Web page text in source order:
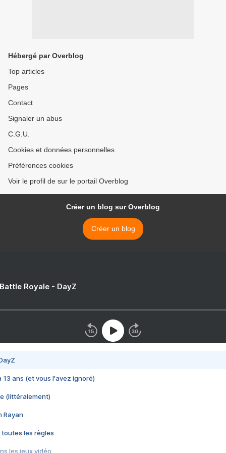
Hébergé par Overblog
Top articles
Pages
Contact
Signaler un abus
C.G.U.
Cookies et données personnelles
Préférences cookies
Voir le profil de sur le portail Overblog
Créer un blog sur Overblog
Créer un blog
Royale - DayZ
13 ans (et vous l'avez ignoré)
(littéralement)
Rayan
toutes les règles
les jeux vidéo